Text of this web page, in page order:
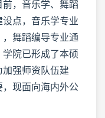
，音乐学、舞蹈
点，音乐学专业
舞蹈编导专业通
院已形成了本硕
强师资队伍建
现面向海内外公